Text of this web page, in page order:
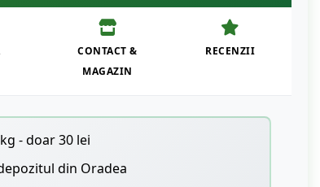
CONTACT &
MAGAZIN
RECENZII
- doar 30 lei
din Oradea